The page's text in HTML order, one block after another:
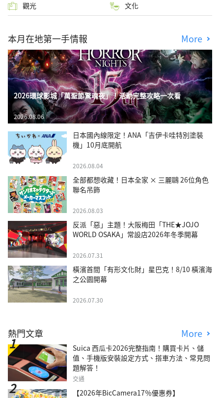
觀光 文化
本月在地第一手情報 More
2026環球影城「萬聖節驚魂夜」！活動完整攻略一次看
2026.08.06
日本國內線限定！ANA「吉伊卡哇特別塗裝
機」10月底開航
2026.08.04
全部都想收藏！日本全家 × 三麗鷗 26位角色
聯名吊飾
2026.08.03
反派「惡」主題！大阪梅田「THE★JOJO
WORLD OSAKA」常設店2026年冬季開幕
2026.07.31
橫濱首間「有形文化財」星巴克！8/10 橫濱海
之公園開幕
2026.07.30
熱門文章 More
Suica 西瓜卡2026完整指南！購買卡片、儲
值、手機版安裝設定方式、搭車方法、常見問
題解答！
交通
【2026年BicCamera17％優惠券】